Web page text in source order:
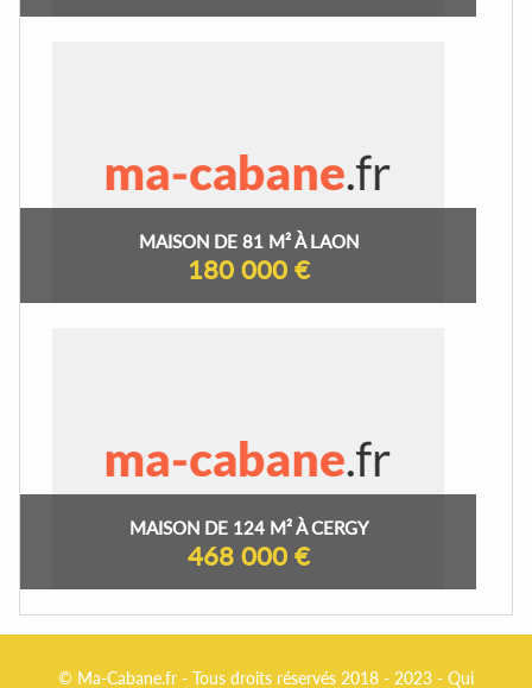
MAISON DE 81 M² À LAON
180 000 €
MAISON DE 124 M² À CERGY
468 000 €
© Ma-Cabane.fr - Tous droits réservés 2018 - 2023 - Qui